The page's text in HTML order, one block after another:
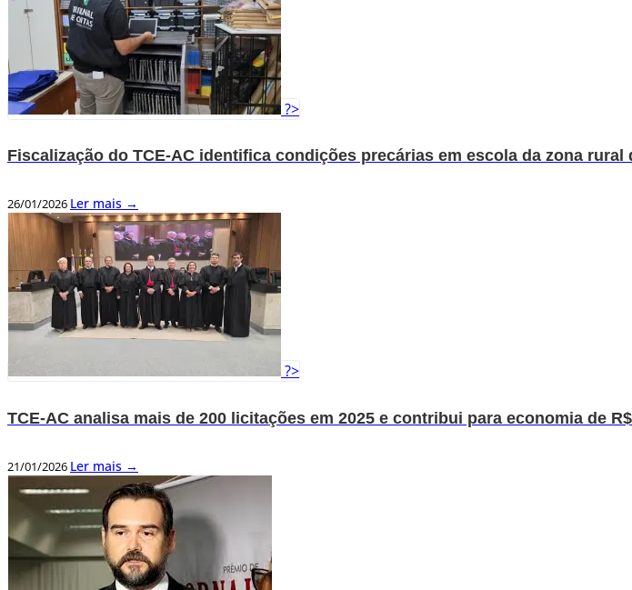
?>
Fiscalização do TCE-AC identifica condições precárias em escola da zona rural
26/01/2026 Ler mais →
?>
TCE-AC analisa mais de 200 licitações em 2025 e contribui para economia de
21/01/2026 Ler mais →